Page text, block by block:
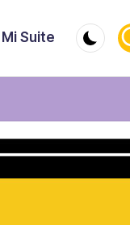
Mi Suite